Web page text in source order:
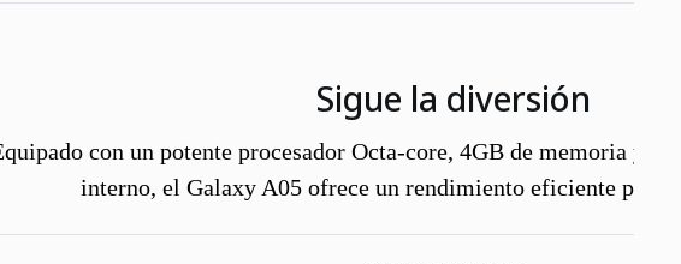
Sigue la diversión
con un potente procesador Octa-core, 4GB de memoria y
interno, el Galaxy A05 ofrece un rendimiento eficiente para